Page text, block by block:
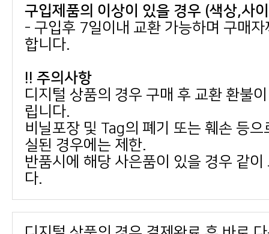
구입제품의 이상이 있을 경우 (색상,사
합니다.
!! 주의사항
립니다.
실된 경우에는 제한.
다.